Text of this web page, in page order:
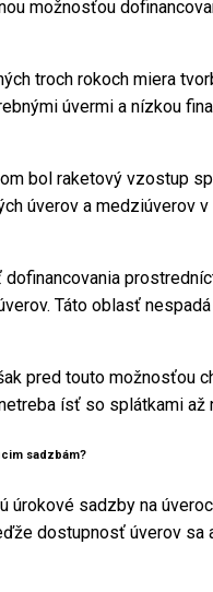
možnosťou
troch rokoch miera
úvermi a nízkou
bol raketový vzostup
úverov a medziúverov
dofinancovania
Táto oblasť
pred touto možnosťou
ísť so splátkami až
sadzbám?
úrokové sadzby na
dostupnosť úverov sa